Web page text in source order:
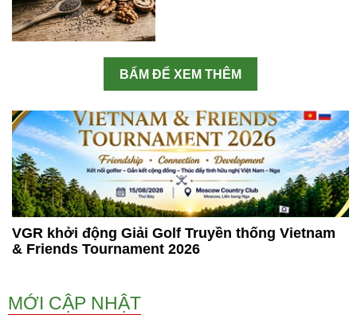
BẤM ĐỂ XEM THÊM
VGR khởi động Giải Golf Truyền thống Vietnam
& Friends Tournament 2026
MỚI CẬP NHẬT